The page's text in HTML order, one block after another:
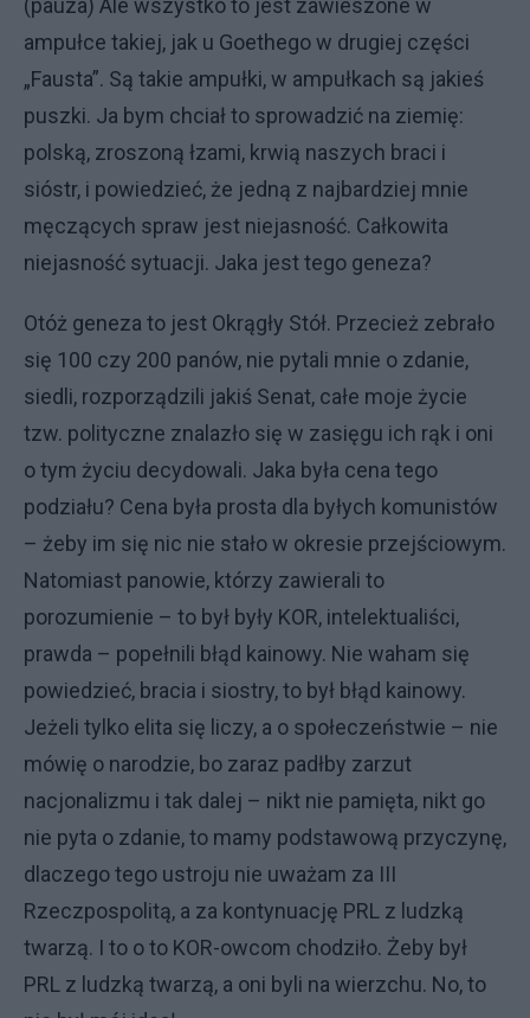
(pauza) Ale wszystko to jest zawieszone w
ampułce takiej, jak u Goethego w drugiej części
„Fausta”. Są takie ampułki, w ampułkach są jakieś
puszki. Ja bym chciał to sprowadzić na ziemię:
polską, zroszoną łzami, krwią naszych braci i
sióstr, i powiedzieć, że jedną z najbardziej mnie
męczących spraw jest niejasność. Całkowita
niejasność sytuacji. Jaka jest tego geneza?
Otóż geneza to jest Okrągły Stół. Przecież zebrało
się 100 czy 200 panów, nie pytali mnie o zdanie,
siedli, rozporządzili jakiś Senat, całe moje życie
tzw. polityczne znalazło się w zasięgu ich rąk i oni
o tym życiu decydowali. Jaka była cena tego
podziału? Cena była prosta dla byłych komunistów
– żeby im się nic nie stało w okresie przejściowym.
Natomiast panowie, którzy zawierali to
porozumienie – to był były KOR, intelektualiści,
prawda – popełnili błąd kainowy. Nie waham się
powiedzieć, bracia i siostry, to był błąd kainowy.
Jeżeli tylko elita się liczy, a o społeczeństwie – nie
mówię o narodzie, bo zaraz padłby zarzut
nacjonalizmu i tak dalej – nikt nie pamięta, nikt go
nie pyta o zdanie, to mamy podstawową przyczynę,
dlaczego tego ustroju nie uważam za III
Rzeczpospolitą, a za kontynuację PRL z ludzką
twarzą. I to o to KOR-owcom chodziło. Żeby był
PRL z ludzką twarzą, a oni byli na wierzchu. No, to